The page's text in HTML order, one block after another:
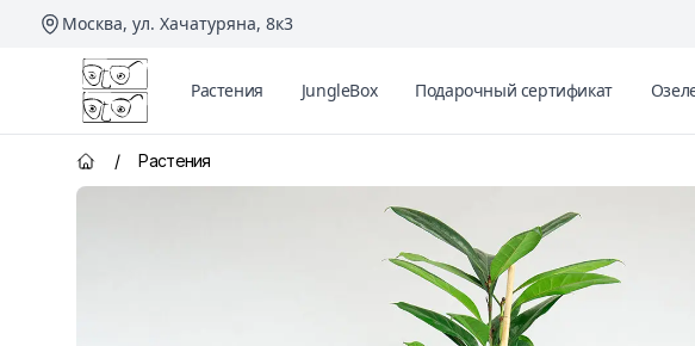
Москва, ул. Хачатуряна, 8к3
Два Ботаника
Растения JungleBox Подарочный сертификат
Главная страница
/ Растения